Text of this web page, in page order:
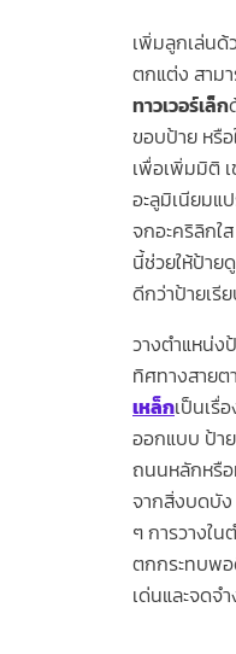
เพิ่มลูกเล่นด้
ตกแต่ง สาม
ทาวเวอร์เล็ก
ขอบป้าย หรื
เพื่อเพิ่มมิติ
อะลูมิเนียมแ
จกอะคริลิกใ
นี้ช่วยให้ป้าย
ดีกว่าป้ายเรี
วางตำแหน่ง
ทิศทางสายตา
เหล็กเป็นเรื่
ออกแบบ ป้า
ถนนหลักหรือ
จากสิ่งบดบัง
ๆ การวางใ
ตกกระทบพอ
เด่นและจดจ